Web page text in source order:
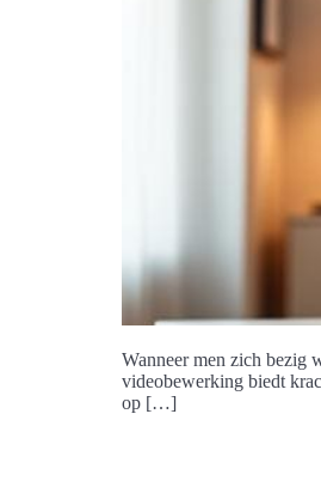
Wanneer men zich bezig
videobewerking biedt
op […]